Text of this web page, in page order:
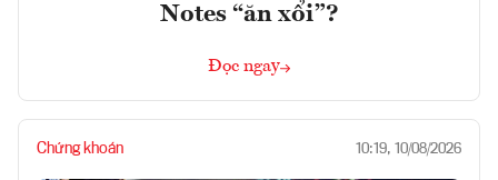
Notes “ăn xổi”?
Đọc ngay
Chứng khoán 10:19, 10/08/2026